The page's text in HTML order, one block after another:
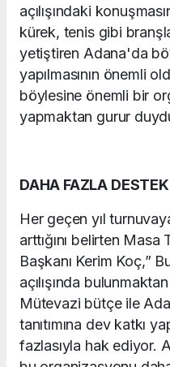
açılışındaki
kürek, tenis gibi
yetiştiren Adana'da
yapılmasının önemli
böylesine önemli bir
yapmaktan gurur
DAHA FAZLA
Her geçen yıl
arttığını belirten
Başkanı Kerim Koç,”
açılışında
Mütevazi bütçe ile
tanıtımına dev katkı
fazlasıyla hak ediyor.